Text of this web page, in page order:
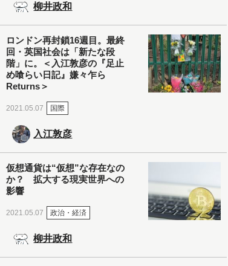
柳井政和
ロンドン再封鎖16週目。最終
回・英国社会は「新たな段
階」に。＜入江敦彦の『足止
め喰らい日記』嫌々乍ら
Returns＞
2021.05.07 国際
入江敦彦
仮想通貨は“仮想”な存在なの
か？ 拡大する現実世界への
影響
2021.05.07 政治・経済
柳井政和